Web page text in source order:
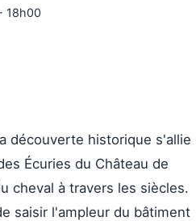
18h00
découverte historique s'allie
Écuries du Château de
cheval à travers les siècles.
saisir l'ampleur du bâtiment